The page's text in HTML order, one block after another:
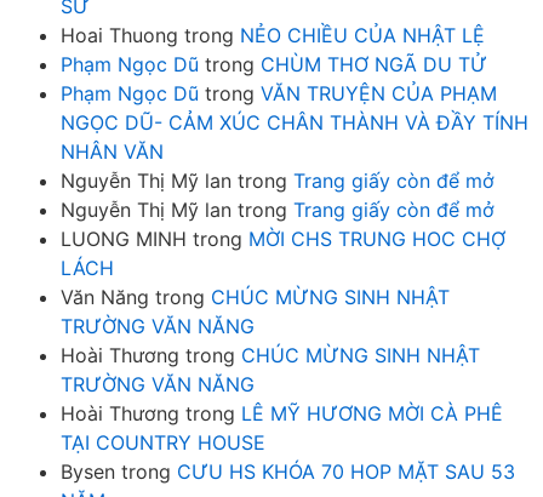
SỬ
Hoai Thuong trong NẺO CHIỀU CỦA NHẬT LỆ
Phạm Ngọc Dũ trong CHÙM THƠ NGÃ DU TỬ
Phạm Ngọc Dũ trong VĂN TRUYỆN CỦA PHẠM
NGỌC DŨ- CẢM XÚC CHÂN THÀNH VÀ ĐẦY TÍNH
NHÂN VĂN
Nguyễn Thị Mỹ lan trong Trang giấy còn để mở
Nguyễn Thị Mỹ lan trong Trang giấy còn để mở
LUONG MINH trong MỜI CHS TRUNG HOC CHỢ
LÁCH
Văn Năng trong CHÚC MỪNG SINH NHẬT
TRƯỜNG VĂN NĂNG
Hoài Thương trong CHÚC MỪNG SINH NHẬT
TRƯỜNG VĂN NĂNG
Hoài Thương trong LÊ MỸ HƯƠNG MỜI CÀ PHÊ
TẠI COUNTRY HOUSE
Bysen trong CƯU HS KHÓA 70 HOP MẶT SAU 53